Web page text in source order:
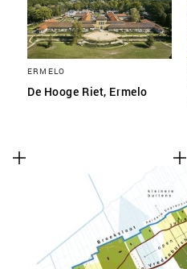
ERMELO
De Hooge Riet, Ermelo